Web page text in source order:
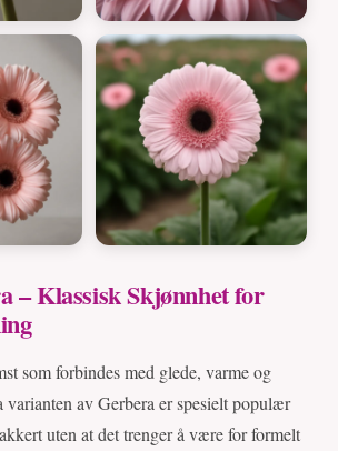
– Klassisk Skjønnhet for
som forbindes med glede, varme og
varianten av Gerbera er spesielt populær
uten at det trenger å være for formelt